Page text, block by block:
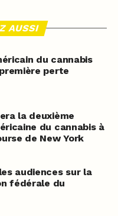
AUSSI
du cannabis
perte
la deuxième
du cannabis à
de New York
audiences sur la
fédérale du